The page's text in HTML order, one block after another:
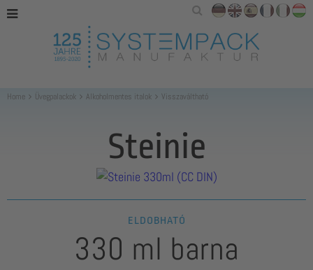
Home Üvegpalackok Alkoholmentes italok Visszaváltható
Steinie
ELDOBHATÓ
330 ml barna